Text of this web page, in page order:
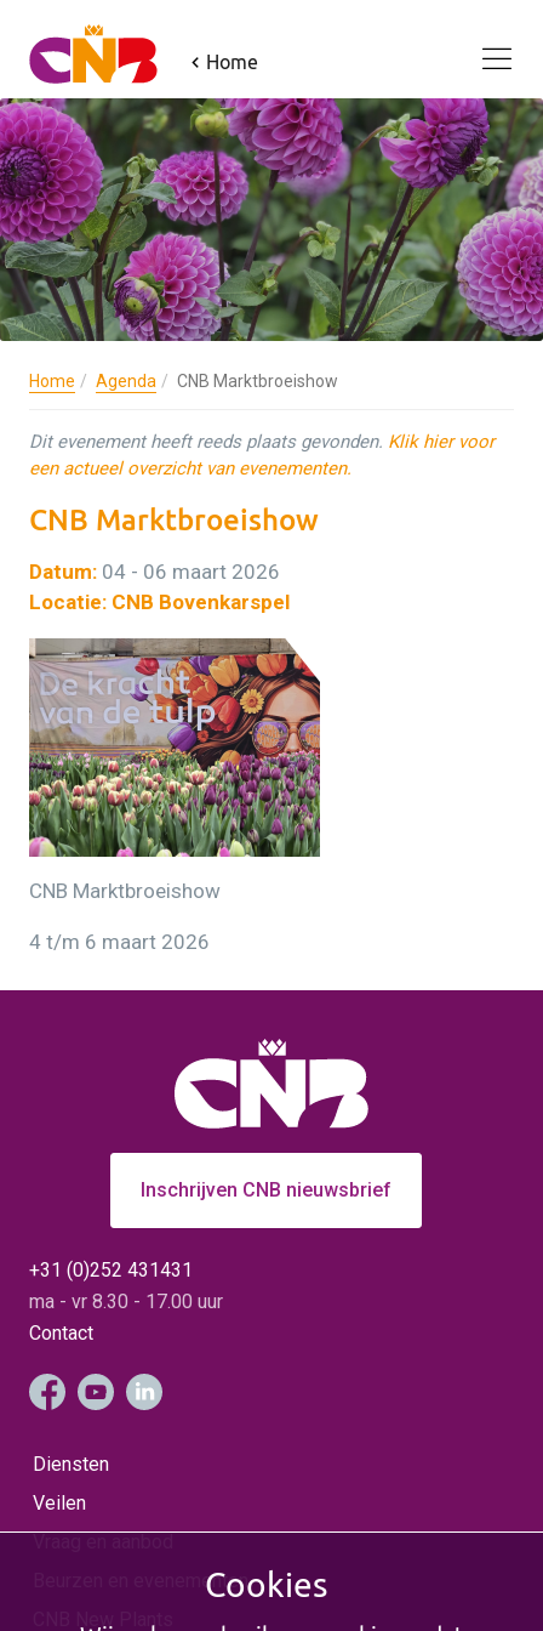
Home
Home Agenda CNB Marktbroeishow
Dit evenement heeft reeds plaats gevonden. Klik hier voor
een actueel overzicht van evenementen.
CNB Marktbroeishow
Datum: 04 - 06 maart 2026
Locatie: CNB Bovenkarspel
CNB Marktbroeishow
4 t/m 6 maart 2026
Inschrijven CNB nieuwsbrief
+31 (0)252 431431
ma - vr 8.30 - 17.00 uur
Contact
Diensten
Veilen
Beurzen en evenementen
CNB New Plants
Cookies